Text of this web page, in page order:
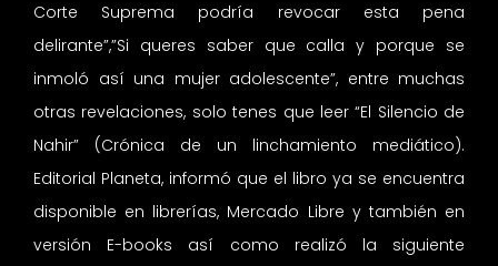
Corte Suprema podría revocar esta pena
delirante”,”Si queres saber que calla y porque se
inmoló así una mujer adolescente”, entre muchas
otras revelaciones, solo tenes que leer “El Silencio de
Nahir” (Crónica de un linchamiento mediático).
Editorial Planeta, informó que el libro ya se encuentra
disponible en librerías, Mercado Libre y también en
versión E-books así como realizó la siguiente